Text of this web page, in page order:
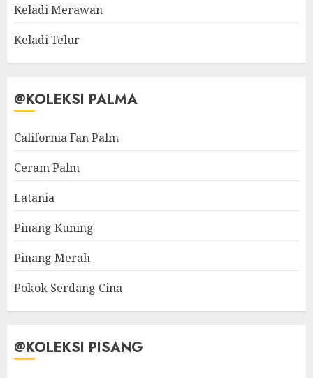
Keladi Merawan
Keladi Telur
@KOLEKSI PALMA
California Fan Palm
Ceram Palm
Latania
Pinang Kuning
Pinang Merah
Pokok Serdang Cina
@KOLEKSI PISANG